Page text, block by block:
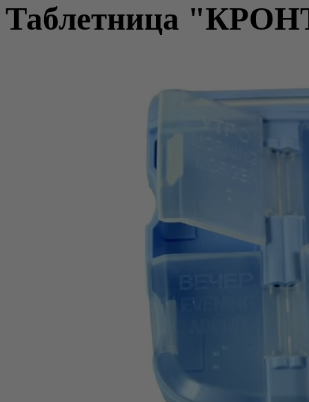
Таблетница